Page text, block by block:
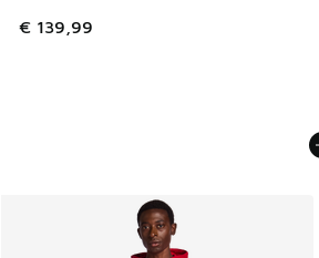
€ 139,99